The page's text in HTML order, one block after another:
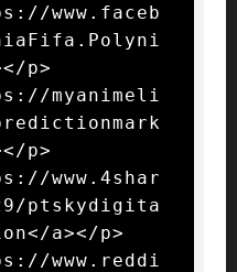
www.faceb
p>
myanimeli
p>
www.4shar
ptskydigita
a></p>
www.reddi